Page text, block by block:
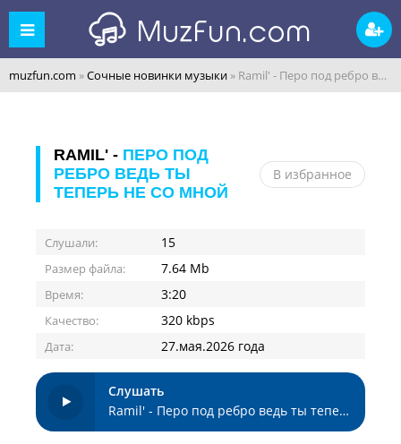
muzfun.com »Сочные новинки музыки » Ramil' - Перо под ребро ведь ты теперь не со мной
RAMIL' - ПЕРО ПОД
РЕБРО ВЕДЬ ТЫ
ТЕПЕРЬ НЕ СО МНОЙ
В избранное
Слушали: 15
Размер файла: 7.64 Mb
Время: 3:20
Качество: 320 kbps
Дата: 27.мая.2026 года
Слушать
Ramil' - Перо под ребро ведь ты теперь не со мной